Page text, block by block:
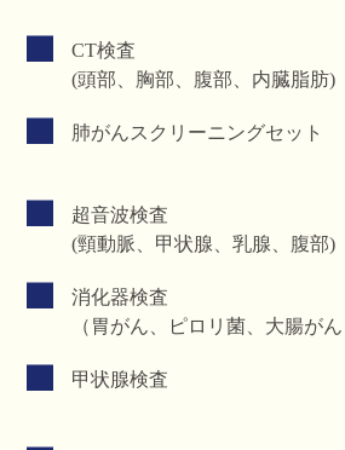
CT検査
(頭部、胸部、腹部、内臓脂肪)
肺がんスクリーニングセット
超音波検査
(頸動脈、甲状腺、乳腺、腹部)
消化器検査
（胃がん、ピロリ菌、大腸がん
甲状腺検査